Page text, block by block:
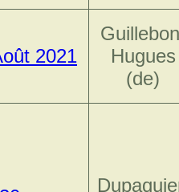
2021
Hugues
(de)